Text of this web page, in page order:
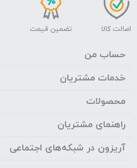
اصالت کالا تضمین قیمت
حساب من
خدمات مشتریان
محصولات
راهنمای مشتریان
آریزون در شبکه‌های اجتماعی